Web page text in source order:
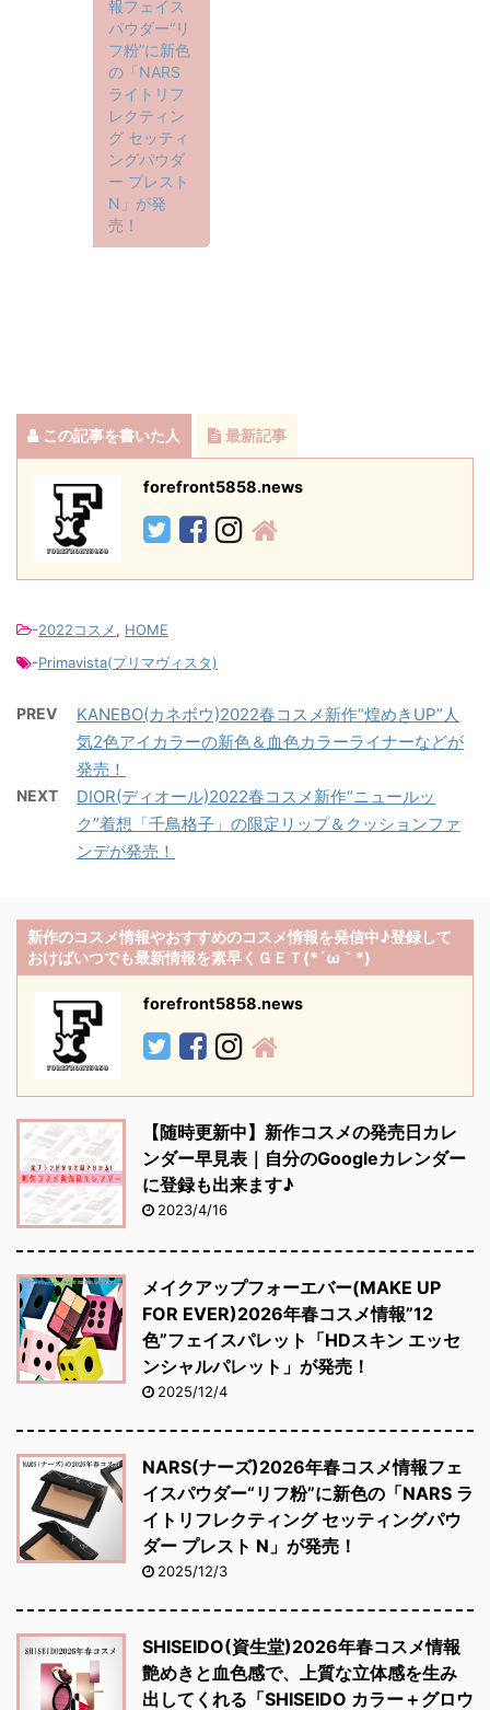
報フェイス
パウダー“リ
フ粉”に新色
の「NARS
ライトリフ
レクティン
グ セッティ
ングパウダ
ー プレスト
N」が発
売！
この記事を書いた人 最新記事
forefront5858.news
-2022コスメ, HOME
-Primavista(プリマヴィスタ)
PREV
KANEBO(カネボウ)2022春コスメ新作“煌めきUP”人
気2色アイカラーの新色＆血色カラーライナーなどが
発売！
NEXT
DIOR(ディオール)2022春コスメ新作“ニュールッ
ク”着想「千鳥格子」の限定リップ＆クッションファ
ンデが発売！
新作のコスメ情報やおすすめのコスメ情報を発信中♪登録して
おけばいつでも最新情報を素早くＧＥＴ(*´ω｀*)
forefront5858.news
【随時更新中】新作コスメの発売日カレ
ンダー早見表｜自分のGoogleカレンダー
に登録も出来ます♪
2023/4/16
メイクアップフォーエバー(MAKE UP
FOR EVER)2026年春コスメ情報”12
色”フェイスパレット「HDスキン エッセ
ンシャルパレット」が発売！
2025/12/4
NARS(ナーズ)2026年春コスメ情報フェ
イスパウダー“リフ粉”に新色の「NARS ラ
イトリフレクティング セッティングパウ
ダー プレスト N」が発売！
2025/12/3
SHISEIDO(資生堂)2026年春コスメ情報
艶めきと血色感で、上質な立体感を生み
出してくれる「SHISEIDO カラー＋グロウ